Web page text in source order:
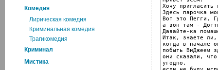
Комедия
Лирическая комедия
Криминальная комедия
Трагикомедия
Криминал
Мистика
Хочу
Здесь парочка
Вот это Пегги,
а вон там -
Давайте-ка
Итак, знаете
когда в начале
побыть ВиДжеем
они сказали,
угодно,